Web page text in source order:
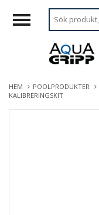
HEM POOLPRODUKTER
KALIBRERINGSKIT